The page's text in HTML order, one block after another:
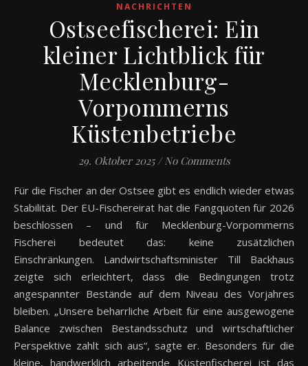
NACHRICHTEN
Ostseefischerei: Ein
kleiner Lichtblick für
Mecklenburg-
Vorpommerns
Küstenbetriebe
29. Oktober 2025 / No Comments
Für die Fischer an der Ostsee gibt es endlich wieder etwas
Stabilität. Der EU-Fischereirat hat die Fangquoten für 2026
beschlossen – und für Mecklenburg-Vorpommerns
Fischerei bedeutet das: keine zusätzlichen
Einschränkungen. Landwirtschaftsminister Till Backhaus
zeigte sich erleichtert, dass die Bedingungen trotz
angespannter Bestände auf dem Niveau des Vorjahres
bleiben. „Unsere beharrliche Arbeit für eine ausgewogene
Balance zwischen Bestandsschutz und wirtschaftlicher
Perspektive zahlt sich aus“, sagte er. Besonders für die
kleine, handwerklich arbeitende Küstenfischerei ist das